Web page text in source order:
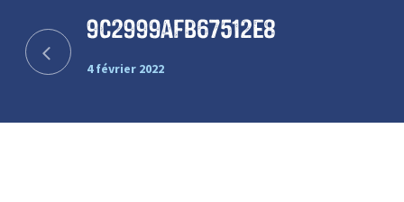
9c2999afb67512e8
4 février 2022